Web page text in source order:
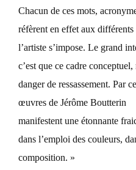
Chacun de ces mots,
réfèrent en effet aux différents
l’artiste s’impose. Le grand
c’est que ce cadre
danger de ressassement. Par
œuvres de Jérôme Boutterin
manifestent une étonnante
dans l’emploi des couleurs,
composition. »